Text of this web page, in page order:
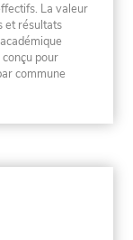
La valeur
et résultats
pour
commune